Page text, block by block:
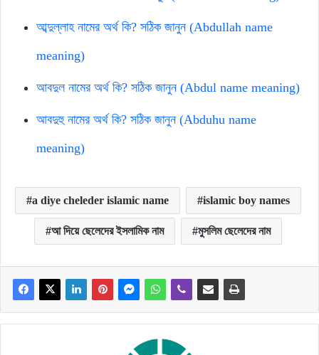
আব্দুল্লাহ নামের অর্থ কি? সঠিক জানুন (Abdullah name
meaning)
আবদুল নামের অর্থ কি? সঠিক জানুন (Abdul name meaning)
আবদুহু নামের অর্থ কি? সঠিক জানুন (Abduhu name
meaning)
a diye cheleder islamic name islamic boy names
আ দিয়ে ছেলেদের ইসলামিক নাম মুসলিম ছেলেদের নাম